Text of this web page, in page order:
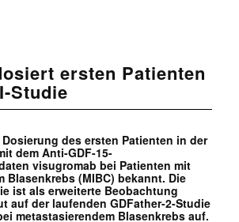
ersten Patienten
Studie
des ersten Patienten in der
dem Anti-GDF-15-
visugromab bei Patienten mit
Blasenkrebs (MIBC) bekannt. Die
ist als erweiterte Beobachtung
auf der laufenden GDFather-2-Studie
metastasierendem Blasenkrebs auf.